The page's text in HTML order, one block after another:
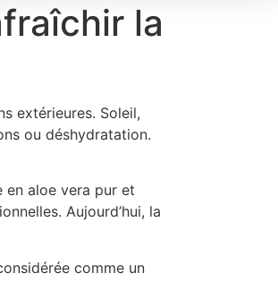
la
extérieures. Soleil,
ou déshydratation.
aloe vera pur et
Aujourd’hui, la
comme un